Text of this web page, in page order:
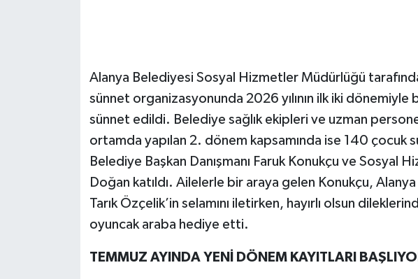
Alanya Belediyesi Sosyal Hizmetler Müdürlüğü
sünnet organizasyonunda 2026 yılının ilk iki
sünnet edildi. Belediye sağlık ekipleri ve uzman
ortamda yapılan 2. dönem kapsamında ise 140 çocuk
Belediye Başkan Danışmanı Faruk Konukçu ve Sosyal
Doğan katıldı. Ailelerle bir araya gelen Konukçu,
Tarık Özçelik’in selamını iletirken, hayırlı olsun
oyuncak araba hediye etti.
TEMMUZ AYINDA YENİ DÖNEM KAYITLARI